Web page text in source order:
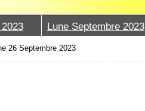
Lune Septembre 2023
26 Septembre 2023